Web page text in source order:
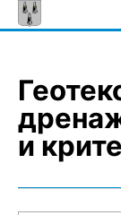
Skip
to
и